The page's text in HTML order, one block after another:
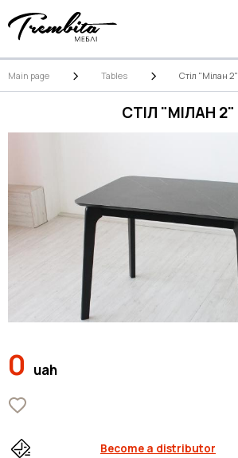
Main page Tables Стіл "Мілан 2"
СТІЛ "МІЛАН 2"
0 uah
Become a distributor